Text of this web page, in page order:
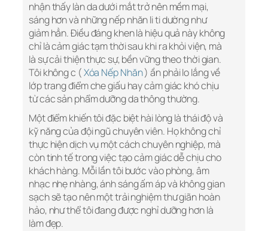
nhận thấy làn da dưới mắt trở nên mềm mại,
sáng hơn và những nếp nhăn li ti dường như
giảm hẳn. Điều đáng khen là hiệu quả này không
chỉ là cảm giác tạm thời sau khi ra khỏi viện, mà
là sự cải thiện thực sự, bền vững theo thời gian.
Tôi không c (Xóa Nếp Nhăn) ần phải lo lắng về
lớp trang điểm che giấu hay cảm giác khó chịu
từ các sản phẩm dưỡng da thông thường.
Một điểm khiến tôi đặc biệt hài lòng là thái độ và
kỹ năng của đội ngũ chuyên viên. Họ không chỉ
thực hiện dịch vụ một cách chuyên nghiệp, mà
còn tinh tế trong việc tạo cảm giác dễ chịu cho
khách hàng. Mỗi lần tôi bước vào phòng, âm
nhạc nhẹ nhàng, ánh sáng ấm áp và không gian
sạch sẽ tạo nên một trải nghiệm thư giãn hoàn
hảo, như thể tôi đang được nghỉ dưỡng hơn là
làm đẹp.